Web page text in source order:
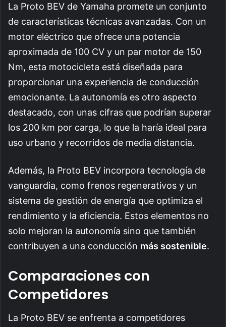
La Proto BEV de Yamaha promete un conjunto
de características técnicas avanzadas. Con un
motor eléctrico que ofrece una potencia
aproximada de 100 CV y un par motor de 150
Nm, esta motocicleta está diseñada para
proporcionar una experiencia de conducción
emocionante. La autonomía es otro aspecto
destacado, con unas cifras que podrían superar
los 200 km por carga, lo que la haría ideal para
uso urbano y recorridos de media distancia.
Además, la Proto BEV incorpora tecnología de
vanguardia, como frenos regenerativos y un
sistema de gestión de energía que optimiza el
rendimiento y la eficiencia. Estos elementos no
solo mejoran la autonomía sino que también
contribuyen a una conducción más sostenible.
Comparaciones con
Competidores
La Proto BEV se enfrenta a competidores